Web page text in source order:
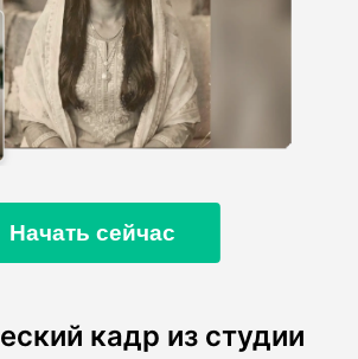
Начать сейчас
кадр из студии